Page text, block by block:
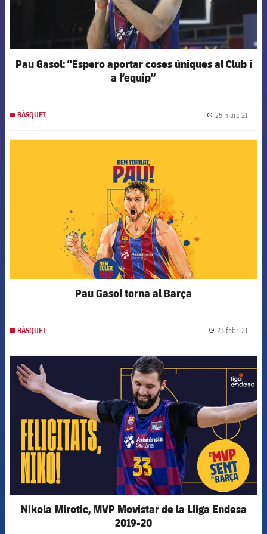
Pau Gasol: “Espero aportar coses úniques al Club i
a l’equip”
BÀSQUET 25 març 21
Pau Gasol torna al Barça
BÀSQUET 23 febr. 21
FCB Barcelona badge
Nikola Mirotic, MVP Movistar de la Lliga Endesa
2019-20